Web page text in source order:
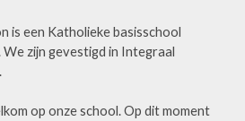
is een Katholieke basisschool
zijn gevestigd in Integraal
op onze school. Op dit moment